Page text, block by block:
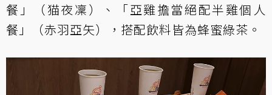
餐」（猫夜凜）、「亞雞擔當絕配半雞個人
餐」（赤羽亞矢），搭配飲料皆為蜂蜜綠茶。